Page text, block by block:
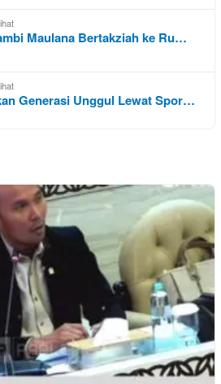
Maulana Bertakziah ke Ru…
Generasi Unggul Lewat Spor…